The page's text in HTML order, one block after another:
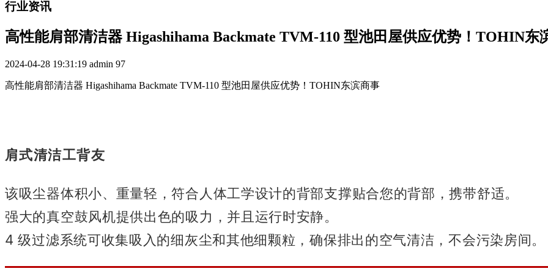
行业资讯
高性能肩部清洁器 Higashihama Backmate TVM-110 型池田屋供应优势！TOHIN东
2024-04-28 19:31:19 admin 97
高性能肩部清洁器 Higashihama Backmate TVM-110 型池田屋供应优势！TOHIN东滨商事
肩式清洁工背友
该吸尘器体积小、重量轻，符合人体工学设计的背部支撑贴合您的背部，携带舒适。
强大的真空鼓风机提供出色的吸力，并且运行时安静。
4 级过滤系统可收集吸入的细灰尘和其他细颗粒，确保排出的空气清洁，不会污染房间。